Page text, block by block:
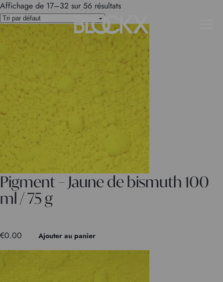
Affichage de 17–32 sur 56 résultats
Pigment – Jaune de bismuth 100
ml / 75 g
€0.00 Ajouter au panier